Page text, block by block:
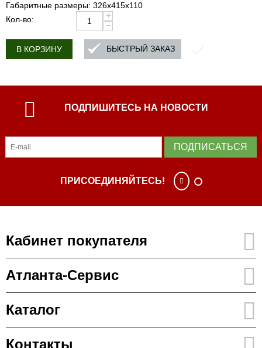
Габаритные размеры: 326x415x110
Кол-во:
+
−
В КОРЗИНУ БЫСТРЫЙ ЗАКАЗ
ПОДПИШИТЕСЬ НА НОВОСТИ
ПОДПИСАТЬСЯ
ПРИСОЕДИНЯЙТЕСЬ!
Кабинет покупателя
Атланта-Сервис
Каталог
Контакты